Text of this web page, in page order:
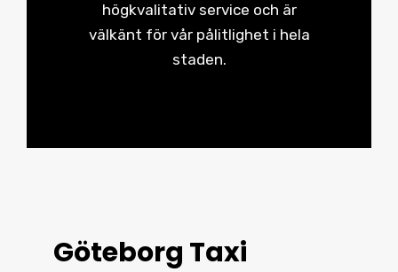
högkvalitativ service och är
välkänt för vår pålitlighet i hela
staden.
Göteborg Taxi